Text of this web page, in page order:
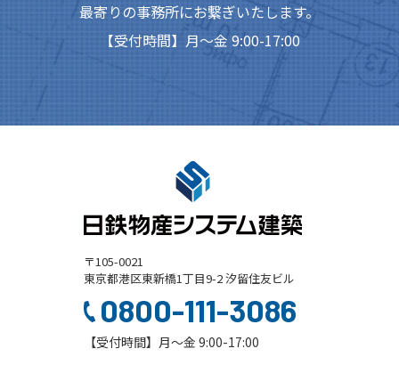
最寄りの事務所にお繋ぎいたします。
【受付時間】月～金 9:00-17:00
〒105-0021
東京都港区東新橋1丁目9-2 汐留住友ビル
0800-111-3086
【受付時間】月～金 9:00-17:00